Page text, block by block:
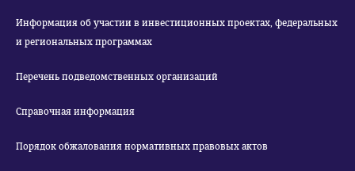
Информация об участии в инвестиционных проектах, федеральных
и региональных программах
Перечень подведомственных организаций
Справочная информация
Порядок обжалования нормативных правовых актов